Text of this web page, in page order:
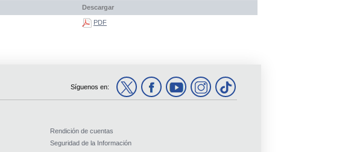
Descargar
PDF
Síguenos en:
Rendición de cuentas
Seguridad de la Información